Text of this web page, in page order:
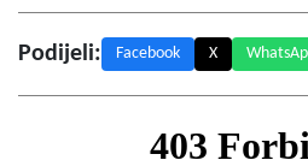
Podijeli: Facebook X